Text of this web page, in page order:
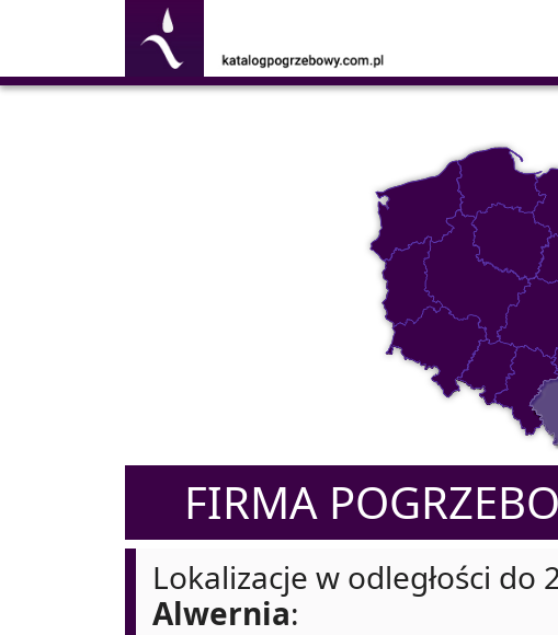
FIRMA
Lokalizacje w odległości do
Alwernia: